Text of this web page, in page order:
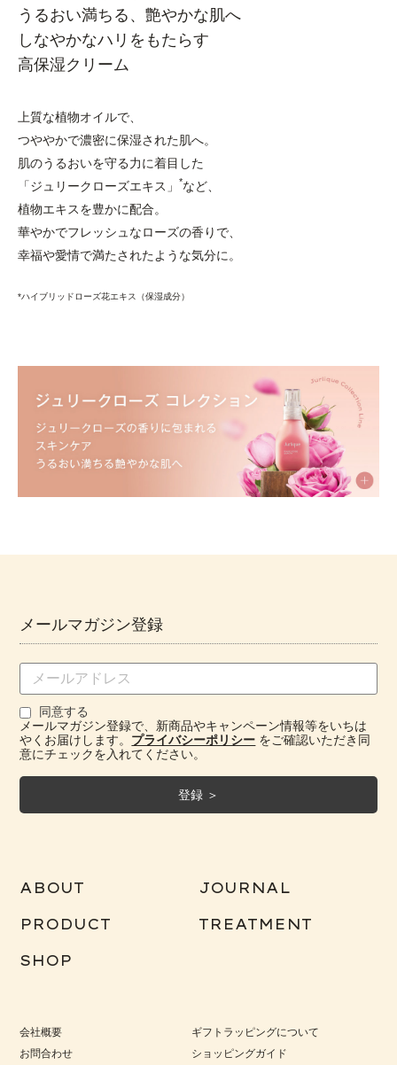
うるおい満ちる、艶やかな肌へ
しなやかなハリをもたらす
高保湿クリーム
上質な植物オイルで、
つややかで濃密に保湿された肌へ。
肌のうるおいを守る力に着目した
「ジュリークローズエキス」
*など、
植物エキスを豊かに配合。
華やかでフレッシュなローズの香りで、
幸福や愛情で満たされたような気分に。
*ハイブリッドローズ花エキス（保湿成分）
メールマガジン登録
同意する
メールマガジン登録で、新商品やキャンペーン情報等をいちは
やくお届けします。 プライバシーポリシー をご確認いただき同
意にチェックを入れてください。
ABOUT JOURNAL
PRODUCT TREATMENT
SHOP
会社概要
お問合わせ
ギフトラッピングについて
ショッピングガイド